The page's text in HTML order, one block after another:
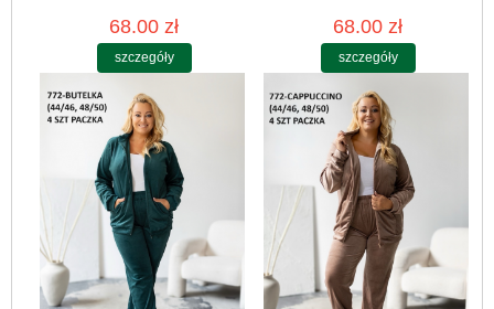
68.00 zł
szczegóły
68.00 zł
szczegóły